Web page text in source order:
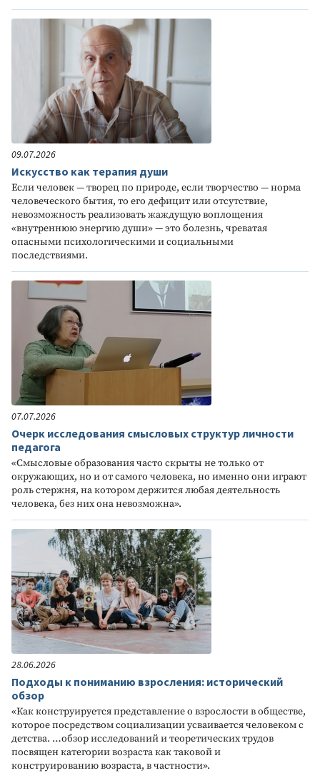
09.07.2026
Искусство как терапия души
Если человек — творец по природе, если творчество — норма
человеческого бытия, то его дефицит или отсутствие,
невозможность реализовать жаждущую воплощения
«внутреннюю энергию души» — это болезнь, чреватая
опасными психологическими и социальными
последствиями.
07.07.2026
Очерк исследования смысловых структур личности
педагога
«Смысловые образования часто скрыты не только от
окружающих, но и от самого человека, но именно они играют
роль стержня, на котором держится любая деятельность
человека, без них она невозможна».
28.06.2026
Подходы к пониманию взросления: исторический
обзор
«Как конструируется представление о взрослости в обществе,
которое посредством социализации усваивается человеком с
детства. …обзор исследований и теоретических трудов
посвящен категории возраста как таковой и
конструированию возраста, в частности».